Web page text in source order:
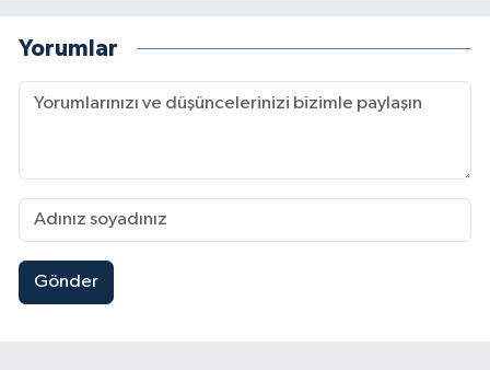
Yorumlar
Gönder